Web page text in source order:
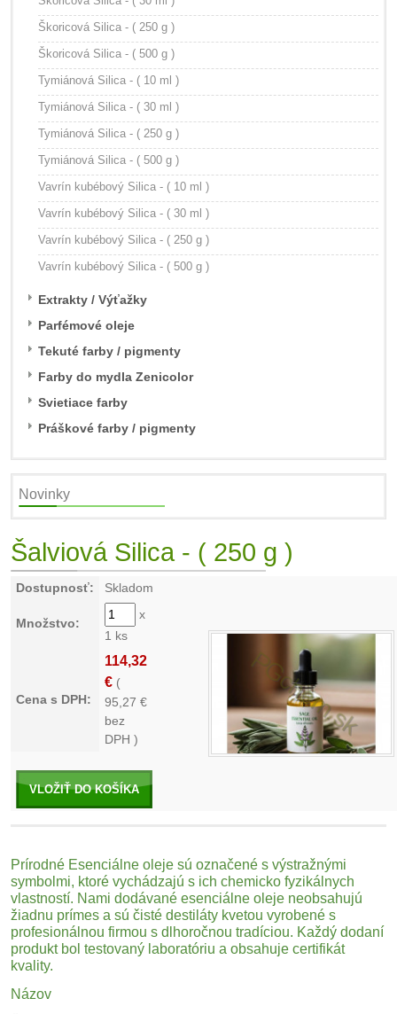
Škoricová Silica - ( 250 g )
Škoricová Silica - ( 500 g )
Tymiánová Silica - ( 10 ml )
Tymiánová Silica - ( 30 ml )
Tymiánová Silica - ( 250 g )
Tymiánová Silica - ( 500 g )
Vavrín kubébový Silica - ( 10 ml )
Vavrín kubébový Silica - ( 30 ml )
Vavrín kubébový Silica - ( 250 g )
Vavrín kubébový Silica - ( 500 g )
Extrakty / Výťažky
Parfémové oleje
Tekuté farby / pigmenty
Farby do mydla Zenicolor
Svietiace farby
Práškové farby / pigmenty
Novinky
Šalviová Silica - ( 250 g )
Dostupnosť: Skladom
Množstvo:
x
1 ks
Cena s DPH:
114,32
€ (
95,27 €
bez
DPH )
VLOŽIŤ DO KOŠÍKA
Prírodné Esenciálne oleje sú označené s výstražnými
symbolmi, ktoré vychádzajú s ich chemicko fyzikálnych
vlastností. Nami dodávané esenciálne oleje neobsahujú
žiadnu prímes a sú čisté destiláty kvetou vyrobené s
profesionálnou firmou s dlhoročnou tradíciou. Každý dodaní
produkt bol testovaný laboratóriu a obsahuje certifikát
kvality.
Názov